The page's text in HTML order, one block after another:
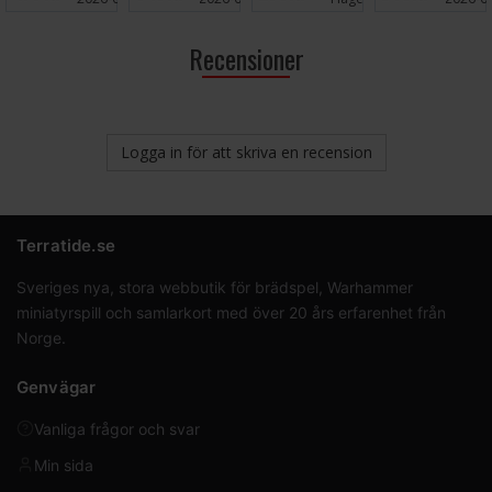
Recensioner
Logga in för att skriva en recension
Terratide.se
Sveriges nya, stora webbutik för brädspel, Warhammer
miniatyrspill och samlarkort med över 20 års erfarenhet från
Norge.
Genvägar
Vanliga frågor och svar
Min sida